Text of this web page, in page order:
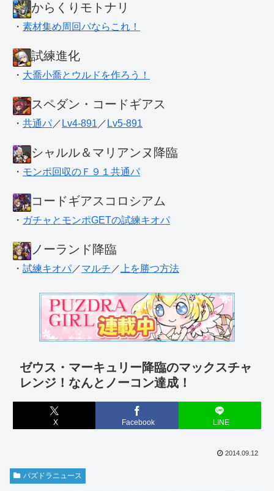
からくりモトナリ
・ 素材集め周回パならこれ！
試練進化
・ 大喬小喬とウルドを作ろう！
スペダン・コードギアス
・ 共通パ ／ Lv4-891 ／ Lv5-891
シャルル＆マリアンヌ降臨
・ モンポ回収のＦ９１共通パ
コードギアスコロシアム
・ ガチャとモンポGETの試練キオパ
ノーランド降臨
・ 試練キオパ ／マルチ ／ 上を勝つ方法
ゼウス・マーキュリー降臨のマックスチャ
レンジ！なんとノーコン達成！
X Facebook LINE
2014.09.12
パズドラニュース